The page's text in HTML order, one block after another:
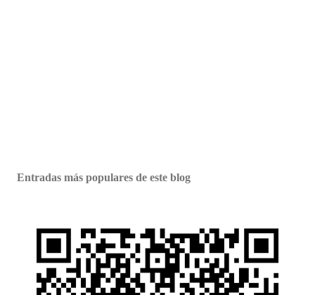
Entradas más populares de este blog